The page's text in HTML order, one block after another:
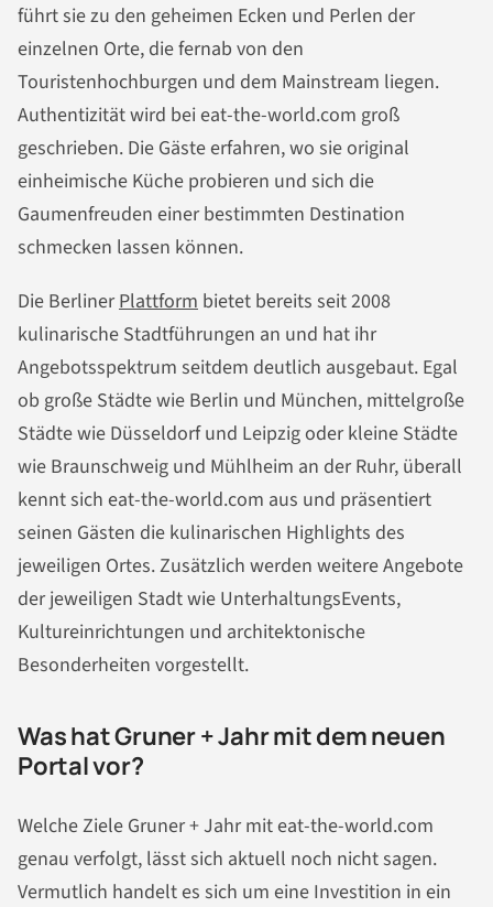
führt sie zu den geheimen Ecken und Perlen der
einzelnen Orte, die fernab von den
Touristenhochburgen und dem Mainstream liegen.
Authentizität wird bei eat-the-world.com groß
geschrieben. Die Gäste erfahren, wo sie original
einheimische Küche probieren und sich die
Gaumenfreuden einer bestimmten Destination
schmecken lassen können.
Die BerlinerPlattform bietet bereits seit 2008
kulinarische Stadtführungen an und hat ihr
Angebotsspektrum seitdem deutlich ausgebaut. Egal
ob große Städte wie Berlin und München, mittelgroße
Städte wie Düsseldorf und Leipzig oder kleine Städte
wie Braunschweig und Mühlheim an der Ruhr, überall
kennt sich eat-the-world.com aus und präsentiert
seinen Gästen die kulinarischen Highlights des
jeweiligen Ortes. Zusätzlich werden weitere Angebote
der jeweiligen Stadt wie UnterhaltungsEvents,
Kultureinrichtungen und architektonische
Besonderheiten vorgestellt.
Was hat Gruner + Jahr mit dem neuen
Portal vor?
Welche Ziele Gruner + Jahr mit eat-the-world.com
genau verfolgt, lässt sich aktuell noch nicht sagen.
Vermutlich handelt es sich um eine Investition in ein